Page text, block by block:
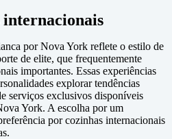
internacionais
por Nova York reflete o estilo de
de elite, que frequentemente
importantes. Essas experiências
explorar tendências
serviços exclusivos disponíveis
York. A escolha por um
por cozinhas internacionais